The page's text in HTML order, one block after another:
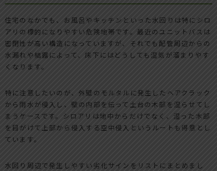
住宅のなかでも、お風呂やキッチンといった水回りは特にシロ
アリの標的になりやすい危険地帯です。最近のユニットバスは
密閉性が高い構造になっていますが、それでも配管周辺からの
水漏れや結露によって、床下にはどうしても湿気が溜まりやす
くなります。
特に注意したいのが、外壁のモルタルに発生したヘアクラック
から雨水が侵入し、壁の内部を伝って土台の木部を湿らせてし
まうケースです。シロアリは地中からだけでなく、湿った木部
を目がけて上部から侵入する空中侵入というルートも得意とし
ています。
水回り周辺で発生しやすい劣化サインをリストにまとめまし